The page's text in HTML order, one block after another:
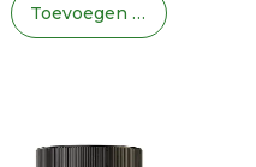
Toevoegen Aan Winkelwagen